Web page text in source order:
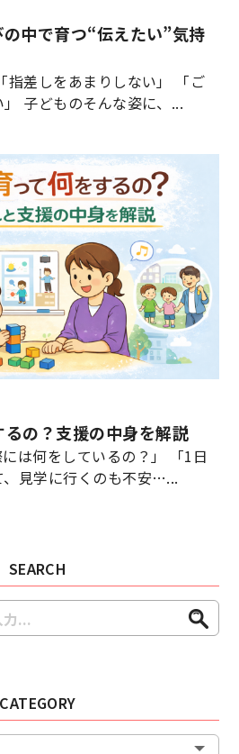
中で育つ“伝えたい”気持
指差しをあまりしない」 「ご
子どものそんな姿に、...
の？支援の中身を解説
には何をしているの？」 「1日
見学に行くのも不安…...
SEARCH
CATEGORY